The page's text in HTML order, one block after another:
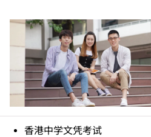
IVE（青衣）：2436 8641
香港中学文凭考试